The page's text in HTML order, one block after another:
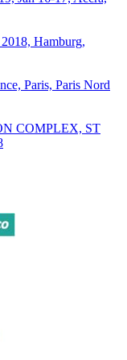
Hamburg,
Paris, Paris Nord
COMPLEX, ST